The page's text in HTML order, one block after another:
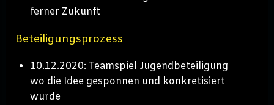
ferner Zukunft
Beteiligungsprozess
10.12.2020: Teamspiel Jugendbeteiligung
wo die Idee gesponnen und konkretisiert
wurde